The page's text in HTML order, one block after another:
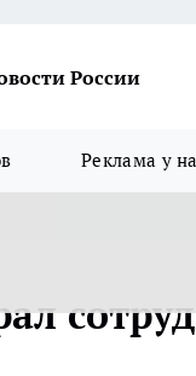
России
Реклама у